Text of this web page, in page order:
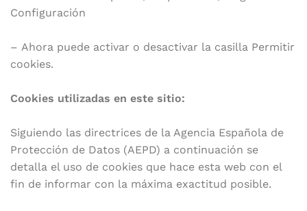
Configuración
– Ahora puede activar o desactivar la casilla Permitir
cookies.
Cookies utilizadas en este sitio:
Siguiendo las directrices de la Agencia Española de
Protección de Datos (AEPD) a continuación se
detalla el uso de cookies que hace esta web con el
fin de informar con la máxima exactitud posible.